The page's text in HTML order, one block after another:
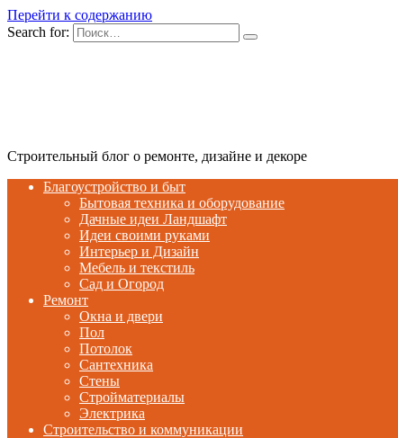
Перейти к содержанию
Search for:
Строительный блог о ремонте, дизайне и декоре
Благоустройство и быт
Бытовая техника и оборудование
Дачные идеи Ландшафт
Идеи своими руками
Интерьер и Дизайн
Мебель и текстиль
Сад и Огород
Ремонт
Окна и двери
Пол
Потолок
Сантехника
Стены
Стройматериалы
Электрика
Строительство и коммуникации